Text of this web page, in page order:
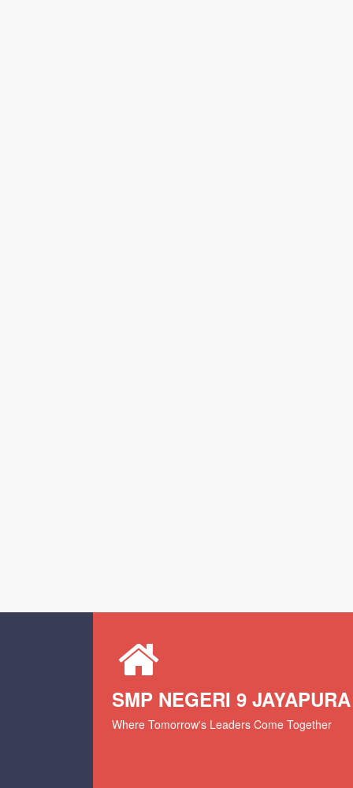
SMP NEGERI 9 JAYAPURA
Where Tomorrow's Leaders Come Together